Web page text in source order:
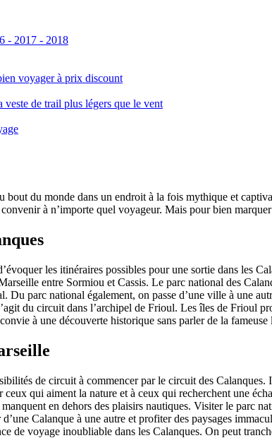
- 2017 - 2018
voyager à prix discount
de trail plus légers que le vent
bout du monde dans un endroit à la fois mythique et
à n’importe quel voyageur. Mais pour bien
les itinéraires possibles pour une sortie dans les
entre Sormiou et Cassis. Le parc national des
Du parc national également, on passe d’une ville à une
du circuit dans l’archipel de Frioul. Les îles de Frioul
à une découverte historique sans parler de la
de circuit à commencer par le circuit des
qui aiment la nature et à ceux qui recherchent une
en dehors des plaisirs nautiques. Visiter le parc
Calanque à une autre et profiter des paysages
de voyage inoubliable dans les Calanques. On peut